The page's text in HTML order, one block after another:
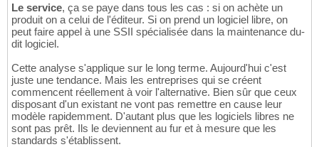
Le service, ça se paye dans tous les cas : si on achète un
produit on a celui de l'éditeur. Si on prend un logiciel libre, on
peut faire appel à une SSII spécialisée dans la maintenance du-
dit logiciel.
Cette analyse s'applique sur le long terme. Aujourd'hui c'est
juste une tendance. Mais les entreprises qui se créent
commencent réellement à voir l'alternative. Bien sûr que ceux
disposant d'un existant ne vont pas remettre en cause leur
modèle rapidemment. D'autant plus que les logiciels libres ne
sont pas prêt. Ils le deviennent au fur et à mesure que les
standards s'établissent.